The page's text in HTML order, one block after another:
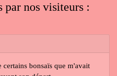
par nos visiteurs :
certains bonsaïs que m'avait